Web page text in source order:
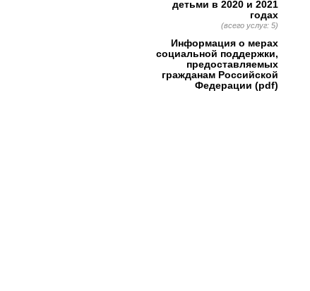
детьми в 2020 и 2021
годах
(всего услуг: 5)
Информация о мерах
социальной поддержки,
предоставляемых
гражданам Российской
Федерации (pdf)